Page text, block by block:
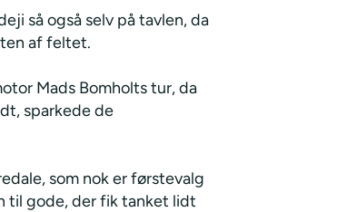
så også selv på tavlen, da
af feltet.
Mads Bomholts tur, da
sparkede de
som nok er førstevalg
til gode, der fik tanket lidt